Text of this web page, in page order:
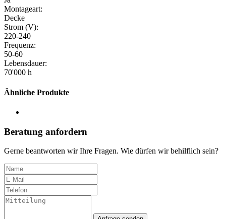
Montageart:
Decke
Strom (V):
220-240
Frequenz:
50-60
Lebensdauer:
70'000 h
Ähnliche Produkte
Beratung anfordern
Gerne beantworten wir Ihre Fragen. Wie dürfen wir behilflich sein?